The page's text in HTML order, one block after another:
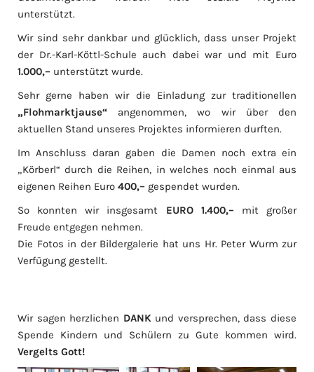
unterstützt.
Wir sind sehr dankbar und glücklich, dass unser Projekt
der Dr.-Karl-Köttl-Schule auch dabei war und mit Euro
1.000,– unterstützt wurde.
Sehr gerne haben wir die Einladung zur traditionellen
„Flohmarktjause“ angenommen, wo wir über den
aktuellen Stand unseres Projektes informieren durften.
Im Anschluss daran gaben die Damen noch extra ein
„Körberl“ durch die Reihen, in welches noch einmal aus
eigenen Reihen Euro 400,– gespendet wurden.
So konnten wir insgesamt EURO 1.400,– mit großer
Freude entgegen nehmen.
Die Fotos in der Bildergalerie hat uns Hr. Peter Wurm zur
Verfügung gestellt.
Wir sagen herzlichen DANKund versprechen, dass diese
Spende Kindern und Schülern zu Gute kommen wird.
Vergelts Gott!